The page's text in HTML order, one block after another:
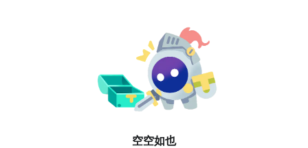
空空如也